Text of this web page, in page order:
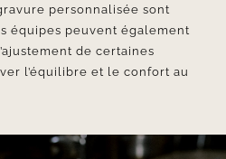
personnalisée sont
équipes peuvent également
de certaines
l’équilibre et le confort au